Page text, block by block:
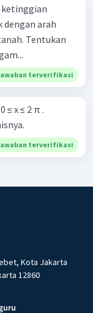
ketinggian
dengan arah
Tentukan
terverifikasi
≤ x ≤ 2 π .
terverifikasi
Kota Jakarta
12860